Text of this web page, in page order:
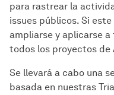
para rastrear la
issues públicos. Si
ampliarse y aplicarse a
todos los proyectos de
Se llevará a cabo una
basada en nuestras